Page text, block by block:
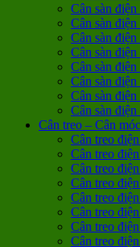
Cân sàn
Cân sàn
Cân sàn
Cân sàn
Cân sàn
Cân sàn
Cân sàn
Cân sàn
Cân treo – Cân
Cân treo
Cân treo
Cân treo
Cân treo
Cân treo
Cân treo
Cân treo
Cân treo